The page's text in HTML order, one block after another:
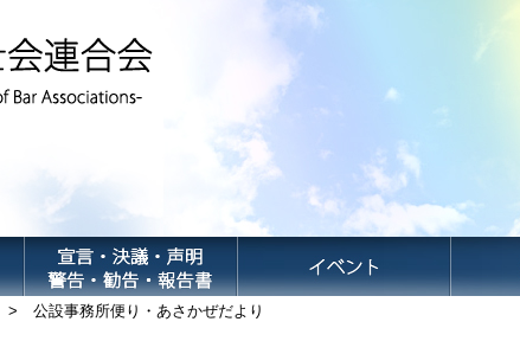
> 公設事務所便り・あさかぜだより